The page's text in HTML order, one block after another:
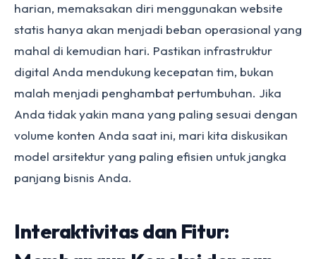
harian, memaksakan diri menggunakan website
statis hanya akan menjadi beban operasional yang
mahal di kemudian hari. Pastikan infrastruktur
digital Anda mendukung kecepatan tim, bukan
malah menjadi penghambat pertumbuhan. Jika
Anda tidak yakin mana yang paling sesuai dengan
volume konten Anda saat ini, mari kita diskusikan
model arsitektur yang paling efisien untuk jangka
panjang bisnis Anda.
Interaktivitas dan Fitur: